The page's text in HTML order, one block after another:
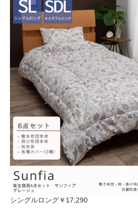
シングルロング￥17,290